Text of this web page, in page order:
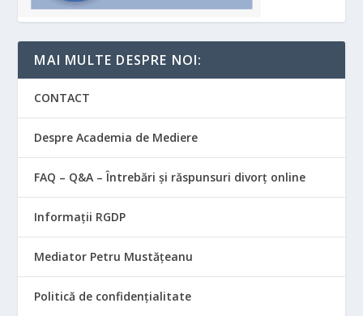
MAI MULTE DESPRE NOI:
CONTACT
Despre Academia de Mediere
FAQ – Q&A – Întrebări și răspunsuri divorț online
Informații RGDP
Mediator Petru Mustățeanu
Politică de confidențialitate